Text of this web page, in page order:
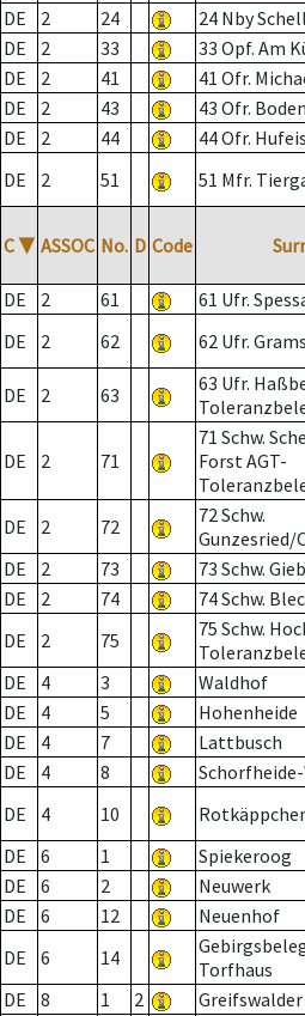
DE
2 24 24 Nby
DE
2 33 33 Opf. Am
DE
2 41 41 Ofr.
DE
2 43 43 Ofr.
DE
2 44 44 Ofr.
DE
2 51 51 Mfr.
C ▼ ASSOC No. D Code
DE
2 61 61 Ufr.
DE
2 62 62 Ufr.
DE 2 63
63 Ufr.
DE 2 71
71 Schw.
Forst AGT-
DE 2 72
72 Schw.
DE
2 73 73 Schw.
DE
2 74 74 Schw.
DE
2 75
75 Schw.
DE
4 3 Waldhof
DE
4 5 Hohenheide
DE
4 7 Lattbusch
DE
4 8
DE
4 10
DE
6 1 Spiekeroog
DE
6 2 Neuwerk
DE
6 12 Neuenhof
DE
6 14
Torfhaus
DE
8 1 2 Greifswalder